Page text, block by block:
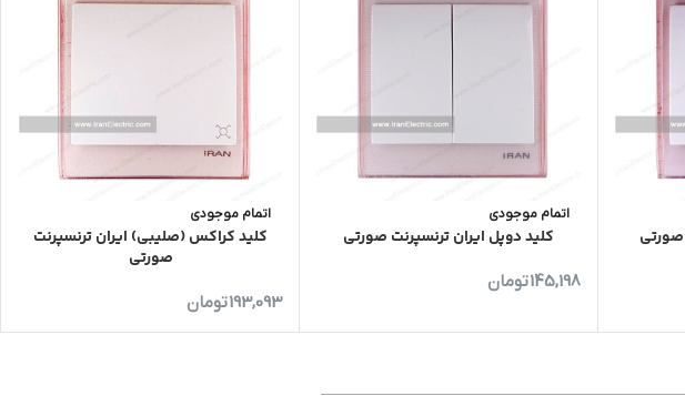
صورتی
اتمام موجودی
کلید دوپل ایران ترنسپرنت صورتی
145,198تومان
اتمام موجودی
کلید کراکس (صلیبی) ایران ترنسپرنت
صورتی
193,093تومان